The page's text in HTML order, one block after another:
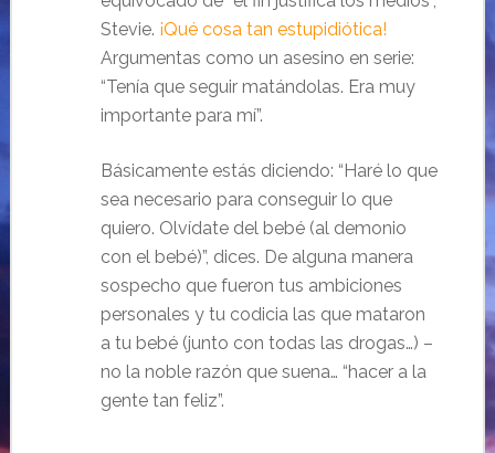
Stevie. ¡Qué cosa tan estupidiótica!
Argumentas como un asesino en serie:
“Tenía que seguir matándolas. Era muy
importante para mí”.
Básicamente estás diciendo: “Haré lo que
sea necesario para conseguir lo que
quiero. Olvídate del bebé (al demonio
con el bebé)”, dices. De alguna manera
sospecho que fueron tus ambiciones
personales y tu codicia las que mataron
a tu bebé (junto con todas las drogas…) –
no la noble razón que suena… “hacer a la
gente tan feliz”.